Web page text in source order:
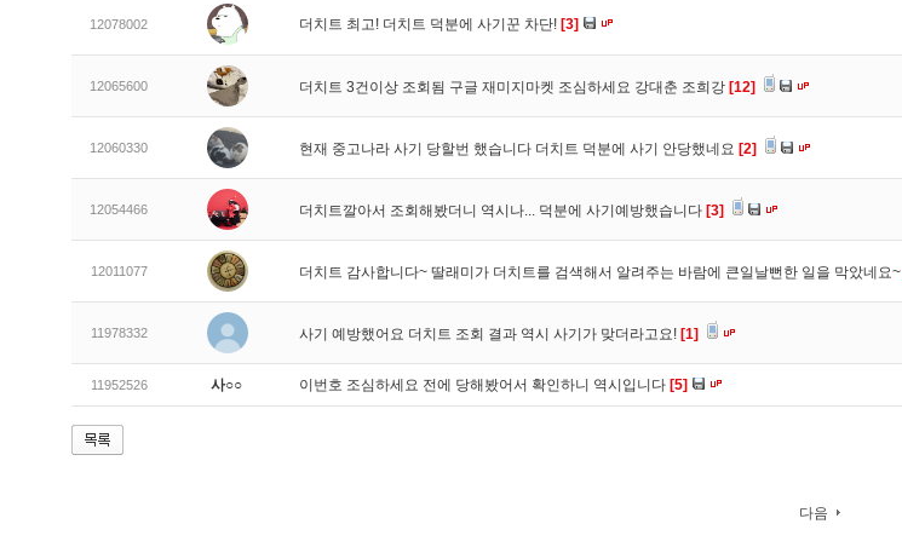
12078002 더치트 최고! 더치트 덕분에 사기꾼 차단! [3]
12065600 더치트 3건이상 조회됨 구글 재미지마켓 조심하세요 강대춘 조희강 [12]
12060330 현재 중고나라 사기 당할번 했습니다 더치트 덕분에 사기 안당했네요 [2]
12054466 더치트깔아서 조회해봤더니 역시나... 덕분에 사기예방했습니다 [3]
12011077 더치트 감사합니다~ 딸래미가 더치트를 검색해서 알려주는 바람에 큰일날뻔한 일을 막았네요~
11978332 사기 예방했어요 더치트 조회 결과 역시 사기가 맞더라고요! [1]
11952526 사○○ 이번호 조심하세요 전에 당해봤어서 확인하니 역시입니다 [5]
다음